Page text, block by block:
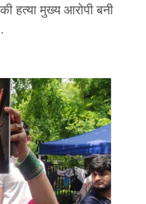
हत्या मुख्य आरोपी बनी